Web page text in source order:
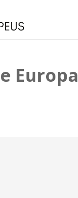
Europa